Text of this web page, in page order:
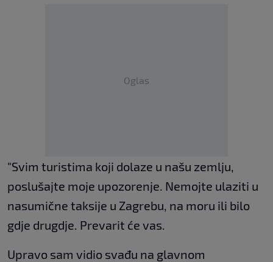
Oglas
"Svim turistima koji dolaze u našu zemlju,
poslušajte moje upozorenje. Nemojte ulaziti u
nasumične taksije u Zagrebu, na moru ili bilo
gdje drugdje. Prevarit će vas.
Upravo sam vidio svađu na glavnom